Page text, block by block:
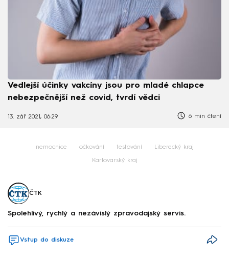
Vedlejší účinky vakcíny jsou pro mladé chlapce
nebezpečnější než covid, tvrdí vědci
13. zář 2021, 06:29 6 min čtení
nemocnice očkování testování Liberecký kraj
Karlovarský kraj
ČTK
Spolehlivý, rychlý a nezávislý zpravodajský servis.
Vstup do diskuze